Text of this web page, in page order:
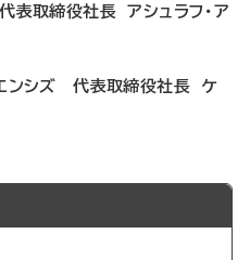
表取締役社長 アシュラフ・ア
エンシズ 代表取締役社長 ケ